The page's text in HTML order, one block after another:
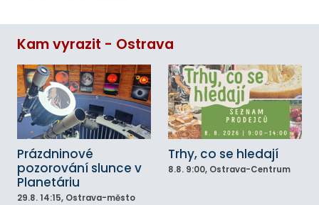
Kam vyrazit - Ostrava
Prázdninové
pozorování slunce v
Planetáriu
29.8. 14:15, Ostrava-město
Trhy, co se hledají
8.8. 9:00, Ostrava-Centrum